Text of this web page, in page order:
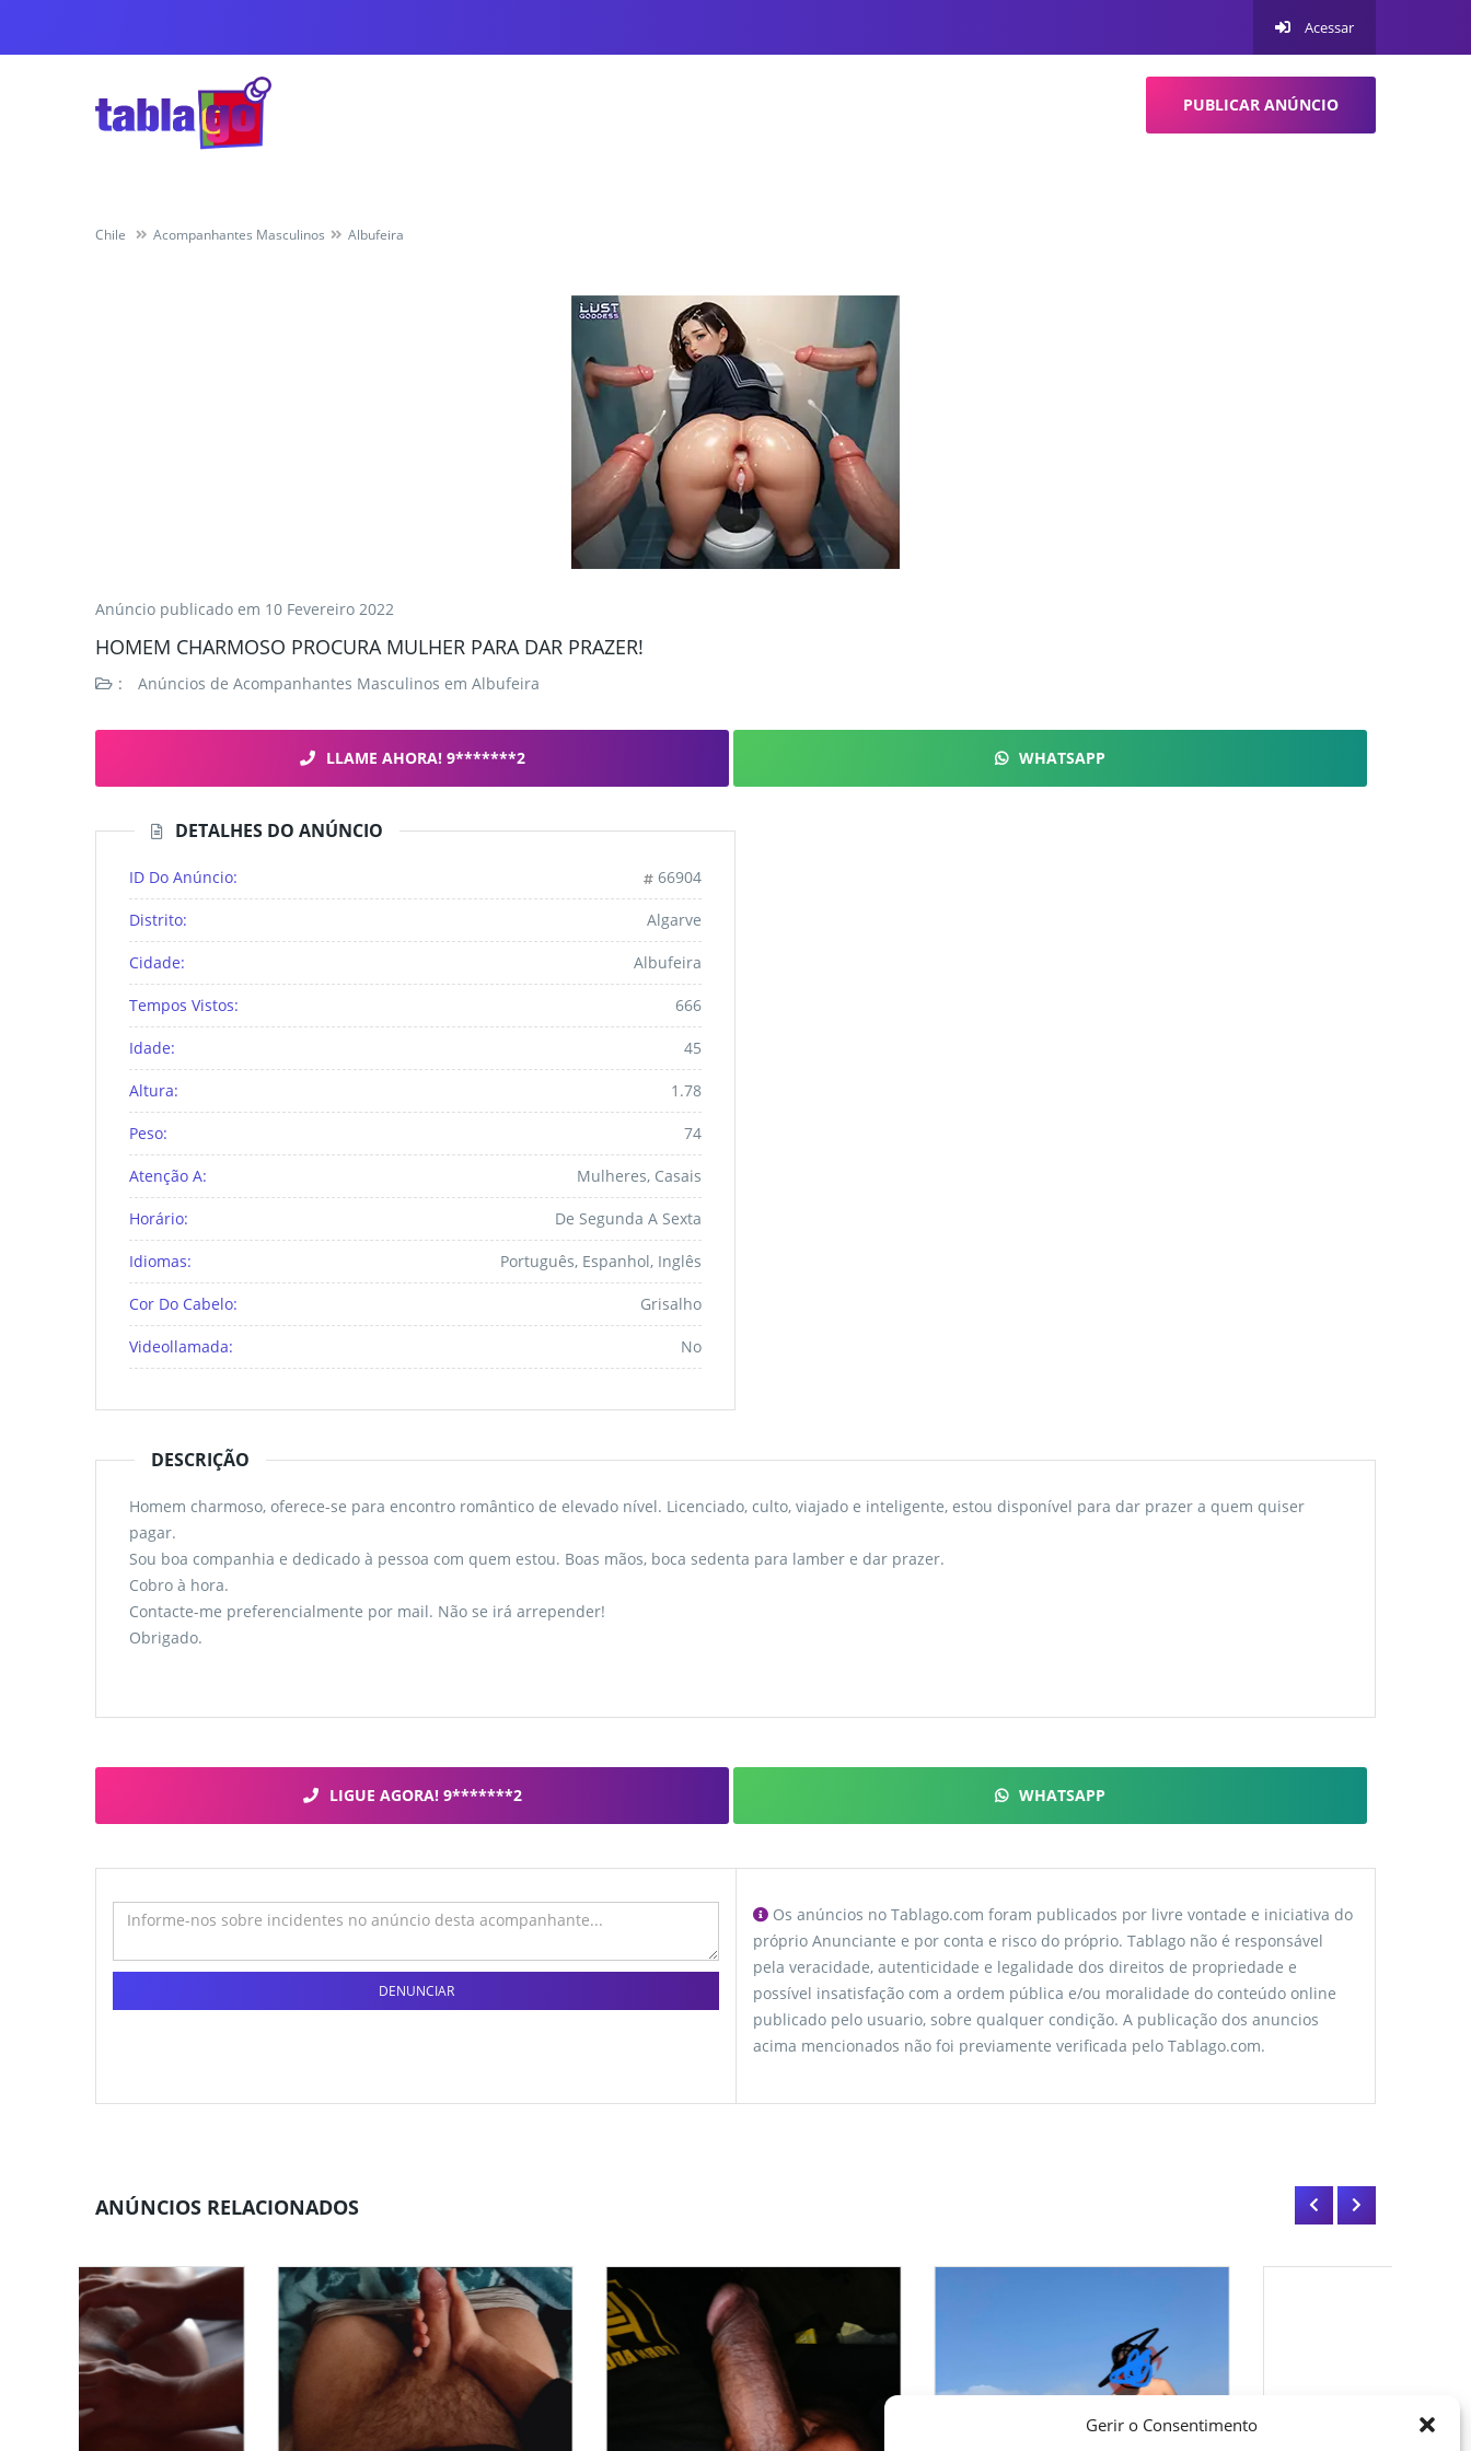
Gerir o Consentimento
Acessar
PUBLICAR ANÚNCIO
Chile Acompanhantes Masculinos Albufeira
Anúncio publicado em 10 Fevereiro 2022
HOMEM CHARMOSO PROCURA MULHER PARA DAR PRAZER!
: Anúncios de Acompanhantes Masculinos em Albufeira
LLAME AHORA! 9*******2 WHATSAPP
DETALHES DO ANÚNCIO
ID Do Anúncio: 66904
Distrito: Algarve
Cidade: Albufeira
Tempos Vistos: 666
Idade: 45
Altura: 1.78
Peso: 74
Atenção A: Mulheres, Casais
Horário: De Segunda A Sexta
Idiomas: Português, Espanhol, Inglês
Cor Do Cabelo: Grisalho
Videollamada: No
DESCRIÇÃO
Homem charmoso, oferece-se para encontro romântico de elevado nível. Licenciado, culto, viajado e inteligente, estou disponível para dar prazer a quem quiser
pagar.
Sou boa companhia e dedicado à pessoa com quem estou. Boas mãos, boca sedenta para lamber e dar prazer.
Cobro à hora.
Contacte-me preferencialmente por mail. Não se irá arrepender!
Obrigado.
LIGUE AGORA! 9*******2 WHATSAPP
DENUNCIAR
Os anúncios no Tablago.com foram publicados por livre vontade e iniciativa do
próprio Anunciante e por conta e risco do próprio. Tablago não é responsável
pela veracidade, autenticidade e legalidade dos direitos de propriedade e
possível insatisfação com a ordem pública e/ou moralidade do conteúdo online
publicado pelo usuario, sobre qualquer condição. A publicação dos anuncios
acima mencionados não foi previamente verificada pelo Tablago.com.
ANÚNCIOS RELACIONADOS